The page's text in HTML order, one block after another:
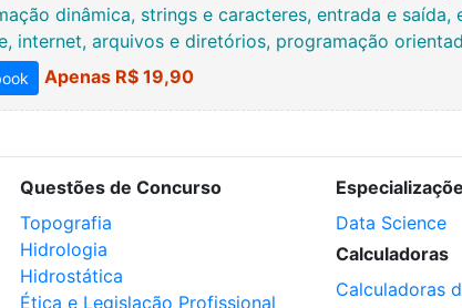
dinâmica, strings e caracteres, entrada e
internet, arquivos e diretórios, programação
Apenas R$ 19,90
Questões de Concurso
Topografia
Hidrologia
Hidrostática
Ética e Legislação Profissional
Data Science
Calculadoras
Calculadoras